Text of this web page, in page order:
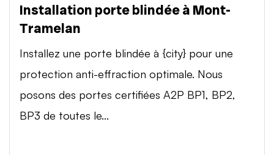
Installation porte blindée à Mont-
Tramelan
Installez une porte blindée à {city} pour une
protection anti-effraction optimale. Nous
posons des portes certifiées A2P BP1, BP2,
BP3 de toutes le...